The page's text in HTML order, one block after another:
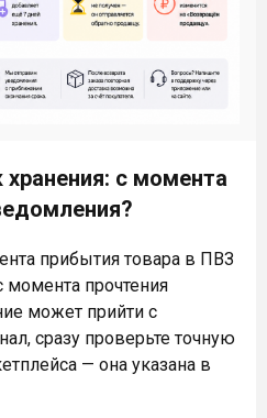
хранения: с момента
прибытия товара в ПВЗ
момента прочтения
может прийти с
сразу проверьте точную
— она указана в